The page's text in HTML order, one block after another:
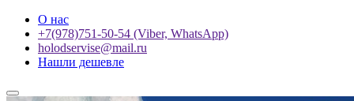
О нас
+7(978)751-50-54 (Viber, WhatsApp)
holodservise@mail.ru
Нашли дешевле